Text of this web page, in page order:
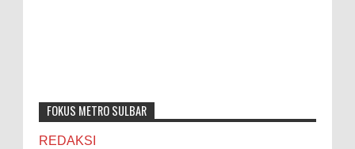
FOKUS METRO SULBAR
REDAKSI